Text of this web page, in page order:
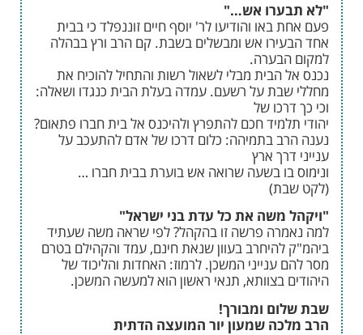
אש…"
והודיעו לר' יוסף חיים זוננפלד כי בבית
אש ומבשלים בשבת. קם הרב ורץ בבהלה
הבית מבלי לשאול רשות והתחיל להוכיח את
על רשעם. עמדה בעלת הבית כנגדו ושאלה:
של
חכם להתפרץ ולהיכנס אל בית חברו פתאום?
בתמיהה: כלום דרכו של אדם להתעכב על
ארץ
בשעה שרואה אש בוערת בבית חברו …
משה את כל עדת בני ישראל"
פרשה זו בהקהל? לפי שראה משה שעתיד
בעוון שנאת חינם, עמד והקהילם בטרם
ענייני המשכן. לרמוז: האחדות והליכוד של
בצוותא, תנאי ראשון הוא למעשה המשכן.
ומבורך!
שמעון יור המועצה הדתית